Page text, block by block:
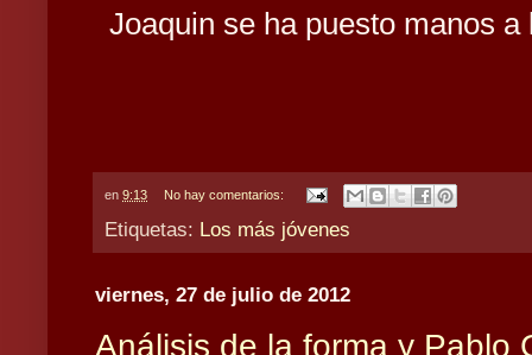
Joaquin se ha puesto manos
en 9:13 No hay comentarios:
Etiquetas: Los más jóvenes
viernes, 27 de julio de 2012
Análisis de la forma y Pablo